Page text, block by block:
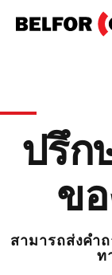
บริการของเรา
ภาคอุตสาหกรรม
แหล่งรวมข้อมูล
ปรึก
ข
สามารถส่งคำ
ท